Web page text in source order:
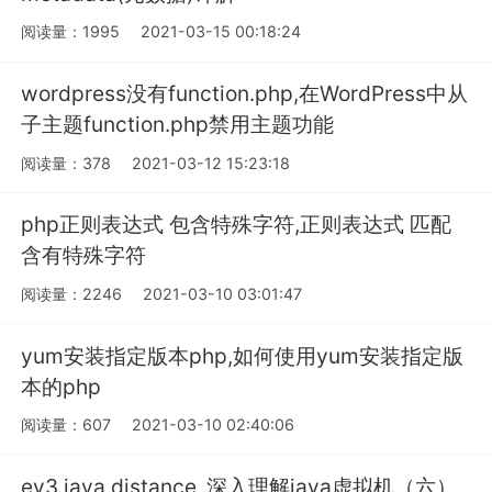
阅读量：1995 2021-03-15 00:18:24
wordpress没有function.php,在WordPress中从
子主题function.php禁用主题功能
阅读量：378 2021-03-12 15:23:18
php正则表达式 包含特殊字符,正则表达式 匹配
含有特殊字符
阅读量：2246 2021-03-10 03:01:47
yum安装指定版本php,如何使用yum安装指定版
本的php
阅读量：607 2021-03-10 02:40:06
ev3 java distance_深入理解java虚拟机（六）